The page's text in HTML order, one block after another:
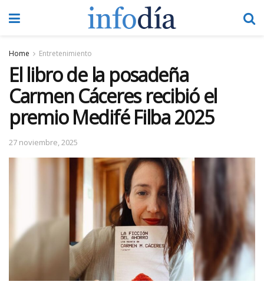
Home Entretenimiento
El libro de la posadeña
Carmen Cáceres recibió el
premio Medifé Filba 2025
27 noviembre, 2025